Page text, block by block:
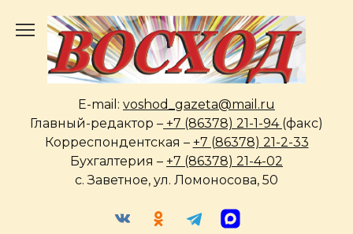
содержанию
E-mail: voshod_gazeta@mail.ru
Главный-редактор – +7 (86378) 21-1-94 (факс)
Корреспондентская – +7 (86378) 21-2-33
Бухгалтерия – +7 (86378) 21-4-02
с. Заветное, ул. Ломоносова, 50